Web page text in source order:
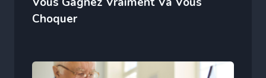
Choquer